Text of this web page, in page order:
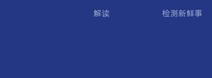
解读
检测新鲜事